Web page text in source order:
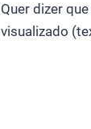
Quer dizer
visualizado